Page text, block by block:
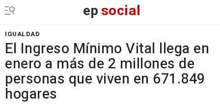
epsocial
IGUALDAD
El Ingreso Mínimo Vital llega en
enero a más de 2 millones de
personas que viven en 671.849
hogares